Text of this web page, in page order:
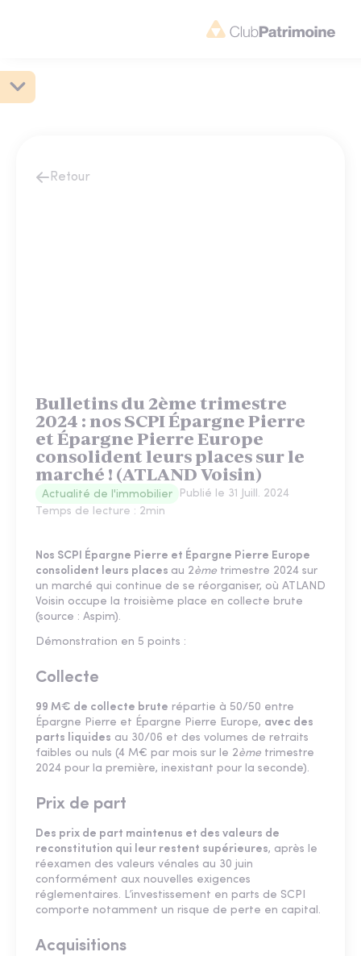
Retour
Bulletins du 2ème trimestre
2024 : nos SCPI Épargne Pierre
et Épargne Pierre Europe
consolident leurs places sur le
marché ! (ATLAND Voisin)
Actualité de l'immobilier Publié le 31 Juill. 2024
Temps de lecture : 2min
Nos SCPI Épargne Pierre et Épargne Pierre Europe
consolident leurs places au 2ème trimestre 2024 sur
un marché qui continue de se réorganiser, où ATLAND
Voisin occupe la troisième place en collecte brute
(source : Aspim).
Démonstration en 5 points :
Collecte
99 M€ de collecte brute répartie à 50/50 entre
Épargne Pierre et Épargne Pierre Europe, avec des
parts liquides au 30/06 et des volumes de retraits
faibles ou nuls (4 M€ par mois sur le 2ème trimestre
2024 pour la première, inexistant pour la seconde).
Prix de part
Des prix de part maintenus et des valeurs de
reconstitution qui leur restent supérieures, après le
réexamen des valeurs vénales au 30 juin
conformément aux nouvelles exigences
réglementaires. L’investissement en parts de SCPI
comporte notamment un risque de perte en capital.
Acquisitions